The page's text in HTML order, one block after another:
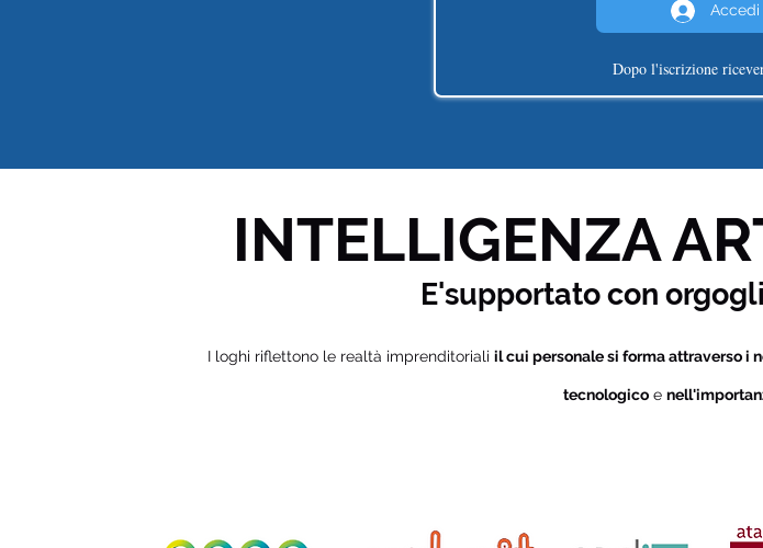
Accedi
Dopo l'iscrizione
INTELLIGENZA
E'supportato con
I loghi riflettono le realtà imprenditoriali il cui personale si forma attraverso i
tecnologico e